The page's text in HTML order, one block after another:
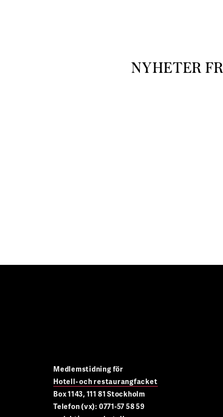
NYHETER
Medlemstidning för
Hotell- och restaurangfacket
Box 1143, 111 81 Stockholm
Telefon (vx): 0771-57 58 59